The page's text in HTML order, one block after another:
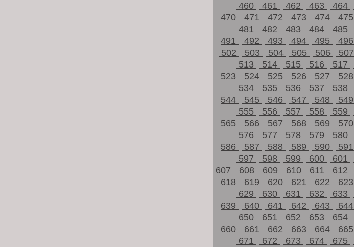
460
461 462 463 464
470
471 472 473 474 475
481
482 483 484 485
491
492 493 494 495 496
502
503 504 505 506 507
513
514 515 516 517
523
524 525 526 527 528
534
535 536 537 538
544
545 546 547 548 549
555
556 557 558 559
565
566 567 568 569 570
576
577 578 579 580
586
587 588 589 590 591
597
598 599 600 601
607
608 609 610 611 612
618
619 620 621 622 623
629
630 631 632 633
639
640 641 642 643 644
650
651 652 653 654
660
661 662 663 664 665
671
672 673 674 675